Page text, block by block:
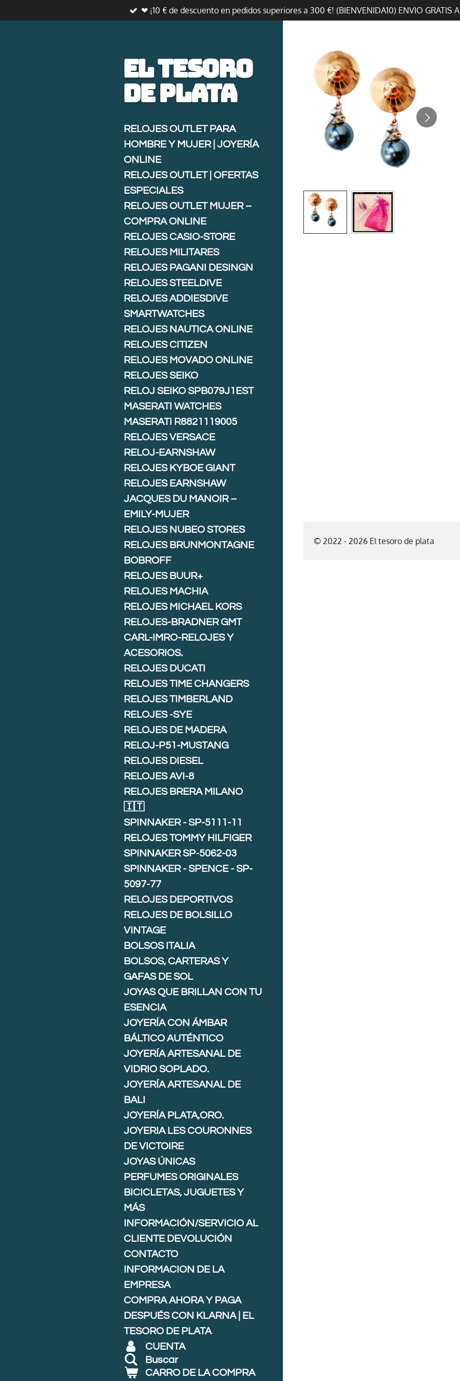
al
❤ ¡10 € de descuento en pedidos superiores a 300 €! (BIENVENIDA10) ENVIO GRATIS
© 2022 - 2026 El tesoro de plata
El tesoro
deplata
RELOJES OUTLET PARA
HOMBRE Y MUJER | JOYERÍA
ONLINE
RELOJES OUTLET | OFERTAS
ESPECIALES
RELOJES OUTLET MUJER –
COMPRA ONLINE
RELOJES CASIO-STORE
RELOJES MILITARES
RELOJES PAGANI DESINGN
RELOJES STEELDIVE
RELOJES ADDIESDIVE
SMARTWATCHES
RELOJES NAUTICA ONLINE
RELOJES CITIZEN
RELOJES MOVADO ONLINE
RELOJES SEIKO
RELOJ SEIKO SPB079J1EST
MASERATI WATCHES
MASERATI R8821119005
RELOJES VERSACE
RELOJ-EARNSHAW
RELOJES KYBOE GIANT
RELOJES EARNSHAW
JACQUES DU MANOIR –
EMILY-MUJER
RELOJES NUBEO STORES
RELOJES BRUNMONTAGNE
BOBROFF
RELOJES BUUR+
RELOJES MACHIA
RELOJES MICHAEL KORS
RELOJES-BRADNER GMT
CARL-IMRO-RELOJES Y
ACESORIOS.
RELOJES DUCATI
RELOJES TIME CHANGERS
RELOJES TIMBERLAND
RELOJES -SYE
RELOJES DE MADERA
RELOJ-P51-MUSTANG
RELOJES DIESEL
RELOJES AVI-8
RELOJES BRERA MILANO
🇮🇹
SPINNAKER - SP-5111-11
RELOJES TOMMY HILFIGER
SPINNAKER SP-5062-03
SPINNAKER - SPENCE - SP-
5097-77
RELOJES DEPORTIVOS
RELOJES DE BOLSILLO
VINTAGE
BOLSOS ITALIA
BOLSOS, CARTERAS Y
GAFAS DE SOL
JOYAS QUE BRILLAN CON TU
ESENCIA
JOYERÍA CON ÁMBAR
BÁLTICO AUTÉNTICO
JOYERÍA ARTESANAL DE
VIDRIO SOPLADO.
JOYERÍA ARTESANAL DE
BALI
JOYERÍA PLATA,ORO.
JOYERIA LES COURONNES
DE VICTOIRE
JOYAS ÚNICAS
PERFUMES ORIGINALES
BICICLETAS, JUGUETES Y
MÁS
INFORMACIÓN/SERVICIO AL
CLIENTE DEVOLUCIÓN
CONTACTO
INFORMACION DE LA
EMPRESA
COMPRA AHORA Y PAGA
DESPUÉS CON KLARNA | EL
TESORO DE PLATA
CUENTA
Buscar
CARRO DE LA COMPRA